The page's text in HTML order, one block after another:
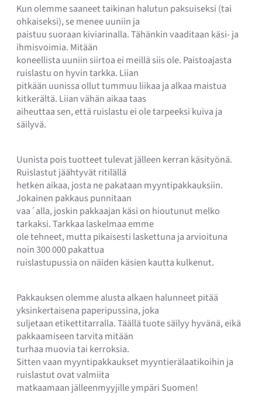
Kun olemme saaneet taikinan halutun paksuiseksi (tai
ohkaiseksi), se menee uuniin ja
paistuu suoraan kiviarinalla. Tähänkin vaaditaan käsi- ja
ihmisvoimia. Mitään
koneellista uuniin siirtoa ei meillä siis ole. Paistoajasta
ruislastu on hyvin tarkka. Liian
pitkään uunissa ollut tummuu liikaa ja alkaa maistua
kitkerältä. Liian vähän aikaa taas
aiheuttaa sen, että ruislastu ei ole tarpeeksi kuiva ja
säilyvä.
Uunista pois tuotteet tulevat jälleen kerran käsityönä.
Ruislastut jäähtyvät ritilällä
hetken aikaa, josta ne pakataan myyntipakkauksiin.
Jokainen pakkaus punnitaan
vaa´alla, joskin pakkaajan käsi on hioutunut melko
tarkaksi. Tarkkaa laskelmaa emme
ole tehneet, mutta pikaisesti laskettuna ja arvioituna
noin 300 000 pakattua
ruislastupussia on näiden käsien kautta kulkenut.
Pakkauksen olemme alusta alkaen halunneet pitää
yksinkertaisena paperipussina, joka
suljetaan etikettitarralla. Täällä tuote säilyy hyvänä, eikä
pakkaamiseen tarvita mitään
turhaa muovia tai kerroksia.
Sitten vaan myyntipakkaukset myyntierälaatikoihin ja
ruislastut ovat valmiita
matkaamaan jälleenmyyjille ympäri Suomen!